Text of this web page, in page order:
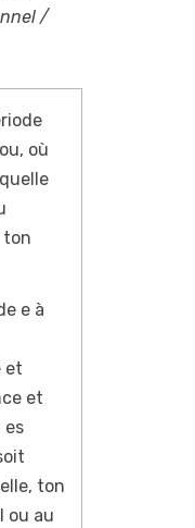
/
où
ton
e à
et
et
es
ton
ou au